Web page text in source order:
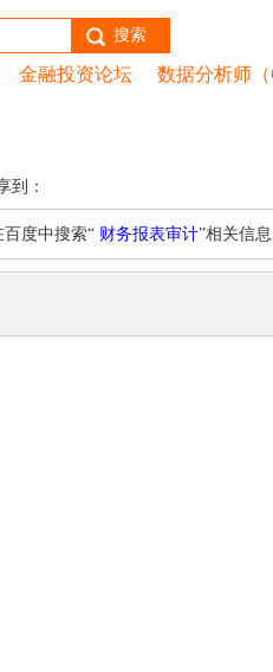
搜索
金融投资论坛 数据分析师
到：
度中搜索“ 财务报表审计”相关信